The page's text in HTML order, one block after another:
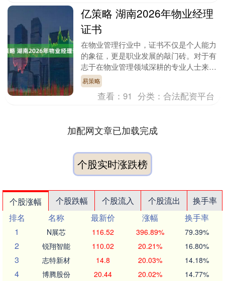
亿策略 湖南2026年物业经理
证书
在物业管理行业中，证书不仅是个人能力
的象征，更是职业发展的敲门砖。对于有
志于在物业管理领域深耕的专业人士来
说，了解物业经理证书和物业项目经理证
书的区别以及它们的....
易策略
查看：91 分类：合法配资平台
加配网文章已加载完成
个股实时涨跌榜
个股涨幅 个股跌幅 个股流入 个股流出
换手率
排名
名称 最新价 涨幅
换手率
1
N展芯 116.52 396.89% 79.39%
2 锐翔智能 110.02 20.21% 16.80%
3 志特新材 14.8 20.03% 14.18%
4 博腾股份 20.44 20.02% 14.77%